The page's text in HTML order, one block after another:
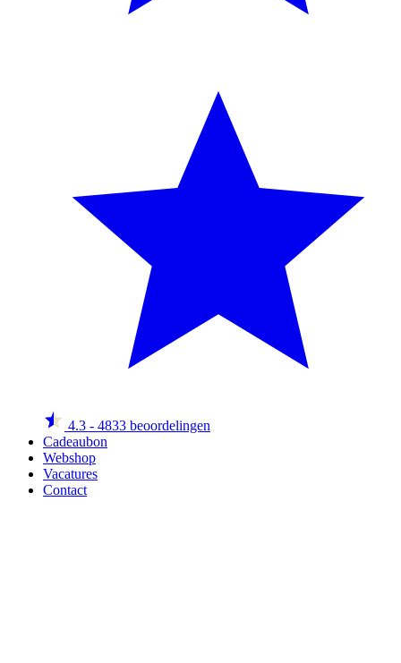
4.3 - 4833 beoordelingen
Cadeaubon
Webshop
Vacatures
Contact